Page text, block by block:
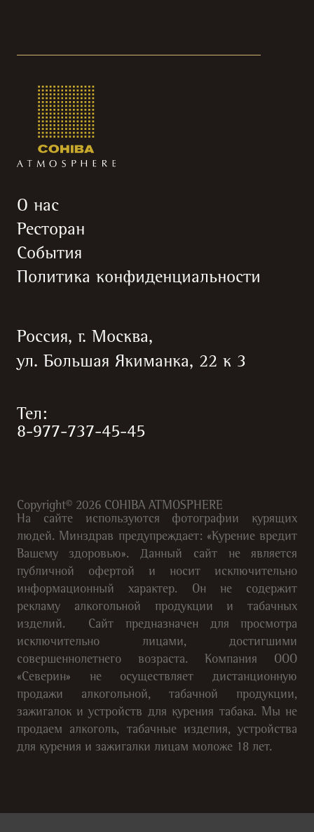
О нас
Ресторан
События
Политика конфиденциальности
Россия, г. Москва,
ул. Большая Якиманка, 22 к 3
Тел:
8-977-737-45-45
Copyright© 2026COHIBA ATMOSPHERE
На сайте используются фотографии курящих
людей. Минздрав предупреждает: «Курение вредит
Вашему здоровью». Данный сайт не является
публичной офертой и носит исключительно
информационный характер. Он не содержит
рекламу алкогольной продукции и табачных
изделий. Сайт предназначен для просмотра
исключительно лицами, достигшими
совершеннолетнего возраста. Компания ООО
«Северин» не осуществляет дистанционную
продажи алкогольной, табачной продукции,
зажигалок и устройств для курения табака. Мы не
продаем алкоголь, табачные изделия, устройства
для курения и зажигалки лицам моложе 18 лет.